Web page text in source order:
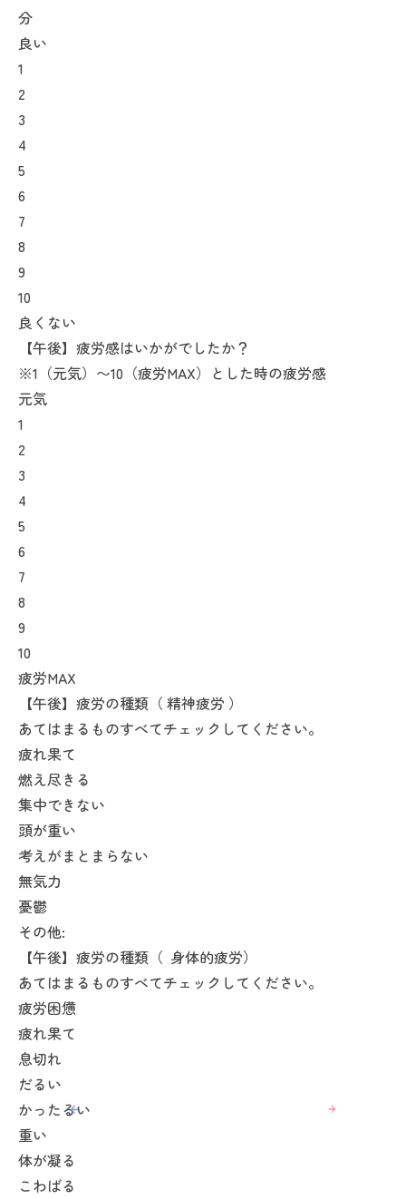
分
良い
1
2
3
4
5
6
7
8
9
10
良くない
【午後】疲労感はいかがでしたか？
※1（元気）〜10（疲労MAX）とした時の疲労感
元気
1
2
3
4
5
6
7
8
9
10
疲労MAX
【午後】疲労の種類（ 精神疲労 ）
あてはまるものすべてチェックしてください。
疲れ果て
燃え尽きる
集中できない
頭が重い
考えがまとまらない
無気力
憂鬱
その他:
【午後】疲労の種類（ 身体的疲労）
あてはまるものすべてチェックしてください。
疲労困憊
疲れ果て
息切れ
だるい
かったるい
重い
体が凝る
こわばる